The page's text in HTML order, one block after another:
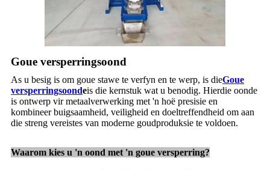
Goue versperringsoond
As u besig is om goue stawe te verfyn en te werp, is dieGoue
versperringsoondeis die kernstuk wat u benodig. Hierdie oonde
is ontwerp vir metaalverwerking met 'n hoë presisie en
kombineer buigsaamheid, veiligheid en doeltreffendheid om aan
die streng vereistes van moderne goudproduksie te voldoen.
Waarom kies u 'n oond met 'n goue versperring?